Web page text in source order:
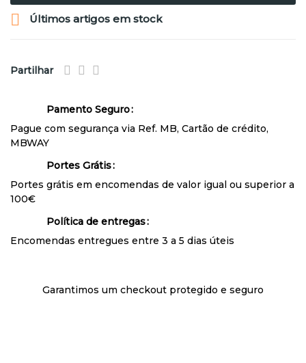
 Últimos artigos em stock
Partilhar
Pamento Seguro
Pague com segurança via Ref. MB, Cartão de crédito,
MBWAY
Portes Grátis
Portes grátis em encomendas de valor igual ou superior a
100€
Política de entregas
Encomendas entregues entre 3 a 5 dias úteis
Garantimos um checkout protegido e seguro